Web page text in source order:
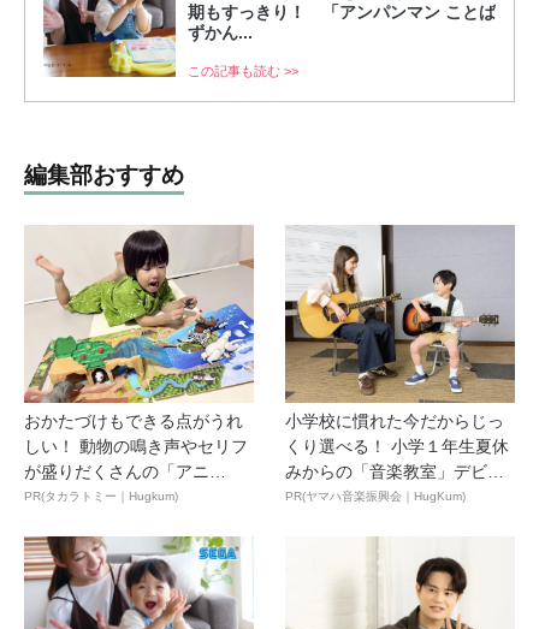
期もすっきり！ 「アンパンマン ことば
ずかん...
この記事も読む >>
編集部おすすめ
おかたづけもできる点がうれ
しい！ 動物の鳴き声やセリフ
が盛りだくさんの「アニ
ア ...
PR(タカラトミー｜Hugkum)
小学校に慣れた今だからじっ
くり選べる！ 小学１年生夏休
みからの「音楽教室」デビ
ュ...
PR(ヤマハ音楽振興会｜HugKum)